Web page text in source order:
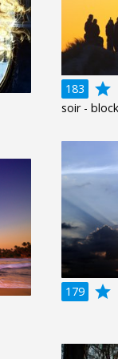
183 grade
soir -
179
grade